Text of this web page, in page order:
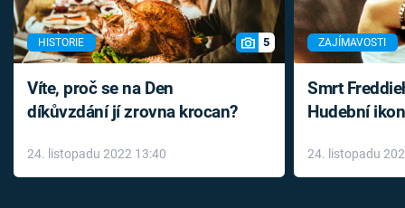
HISTORIE 5
Víte, proč se na Den
díkůvzdání jí zrovna krocan?
24. listopadu 2022 13:40
ZAJÍMAVOSTI
Smrt
Hudební
léky
24. listopadu